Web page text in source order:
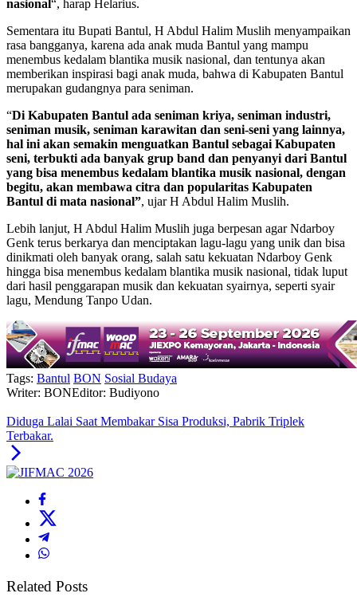
nasional“, harap Helarius.
Sementara itu Bupati Bantul, H Abdul Halim Muslih menyampaikan
rasa bangganya, karena ada anak muda Bantul yang mampu
menembus kedalam blantika musik nasional, dan tentunya akan
memberikan inspirasi bagi anak muda, bahwa di Kabupaten Bantul
merupakan gudangnya para seniman.
“Di Kabupaten Bantul ada seniman kriya, seniman industri,
seniman musik, seniman karawitan dan seni-seni yang lainnya,
hal ini akan semakin menguatkan Bantul sebagai Kabupaten
seni, terbukti ada banyak grup band dan penyanyi dari Bantul
yang bisa menembus kedalam blantika musik nasional, dengan
begitu, akan membawa citra dan popularitas Kabupaten
Bantul di mata nasional”, ujar H Abdul Halim Muslih.
Lebih lanjut, H Abdul Halim Muslih juga berpesan agar Ndarboy
Genk terus berkarya dan menciptakan lagu-lagu yang unik dan bisa
dinikmati oleh banyak orang, salah satu kekuatan Ndarboy Genk
hingga bisa menembus kedalam blantika musik nasional, tidak luput
dari hasil penggarapan musik dan kekuatan syairnya, seperti syair
lagu, Mendung Tanpo Udan.
Tags: Bantul BON Sosial Budaya
Writer: BONEditor: Budiyono
Diduga Lalai Saat Membakar Sisa Produksi, Pabrik Triplek
Terbakar.
Related Posts